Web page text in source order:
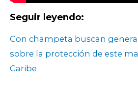
Seguir leyendo:
Con champeta buscan
sobre la protección de este
Caribe